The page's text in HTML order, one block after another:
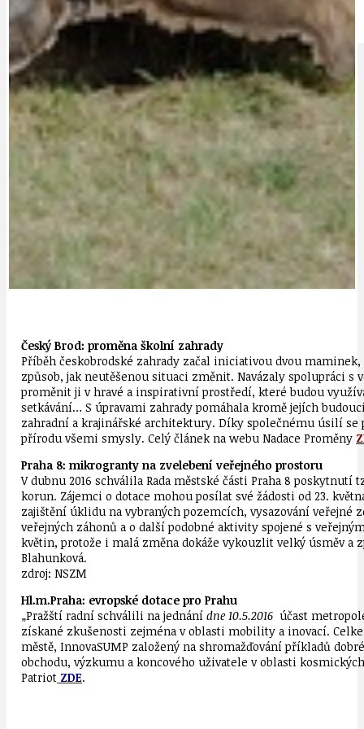
IDEAL LUX OSOBNOST
Český Brod: proměna školní zahrady
Příběh českobrodské zahrady začal iniciativou dvou
způsob, jak neutěšenou situaci změnit. Navázaly spolupráci
proměnit ji v hravé a inspirativní prostředí, které budou
setkávání… S úpravami zahrady pomáhala kromě jejích
zahradní a krajinářské architektury. Díky společnému úsilí
přírodu všemi smysly. Celý článek na webu Nadace Proměny
Praha 8: mikrogranty na zvelebení veřejného prostoru
V dubnu 2016 schválila Rada městské části Praha 8
korun. Zájemci o dotace mohou posílat své žádosti od 23.
zajištění úklidu na vybraných pozemcích, vysazování
veřejných záhonů a o další podobné aktivity spojené s
květin, protože i malá změna dokáže vykouzlit velký úsměv a
Blahunková.
zdroj: NSZM
Hl.m.Praha: evropské dotace pro Prahu
„Pražští radní schválili na jednání dne 10.5.2016 účast
získané zkušenosti zejména v oblasti mobility a inovací.
městě, InnovaSUMP založený na shromažďování příkladů
obchodu, výzkumu a koncového uživatele v oblasti
Patriot ZDE.